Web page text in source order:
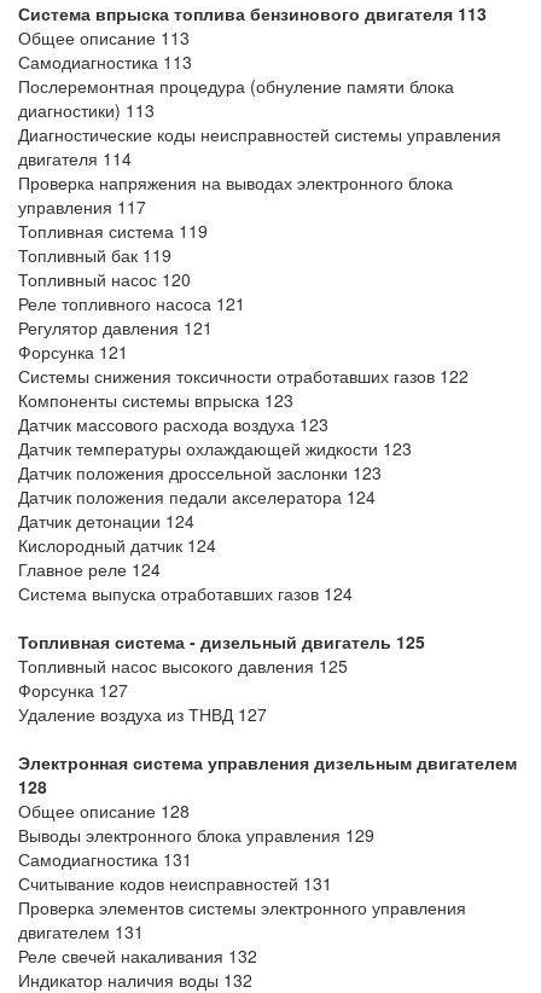
Система впрыска топлива бензинового двигателя 113
Общее описание 113
Самодиагностика 113
Послеремонтная процедура (обнуление памяти блока
диагностики) 113
Диагностические коды неисправностей системы управления
двигателя 114
Проверка напряжения на выводах электронного блока
управления 117
Топливная система 119
Топливный бак 119
Топливный насос 120
Реле топливного насоса 121
Регулятор давления 121
Форсунка 121
Системы снижения токсичности отработавших газов 122
Компоненты системы впрыска 123
Датчик массового расхода воздуха 123
Датчик температуры охлаждающей жидкости 123
Датчик положения дроссельной заслонки 123
Датчик положения педали акселератора 124
Датчик детонации 124
Кислородный датчик 124
Главное реле 124
Система выпуска отработавших газов 124
Топливная система - дизельный двигатель 125
Топливный насос высокого давления 125
Форсунка 127
Удаление воздуха из ТНВД 127
Электронная система управления дизельным двигателем
128
Общее описание 128
Выводы электронного блока управления 129
Самодиагностика 131
Считывание кодов неисправностей 131
Проверка элементов системы электронного управления
двигателем 131
Реле свечей накаливания 132
Индикатор наличия воды 132